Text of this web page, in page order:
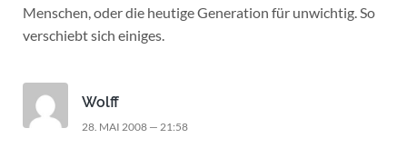
Menschen, oder die heutige Generation für unwichtig. So
verschiebt sich einiges.
Wolff
28. MAI 2008 — 21:58